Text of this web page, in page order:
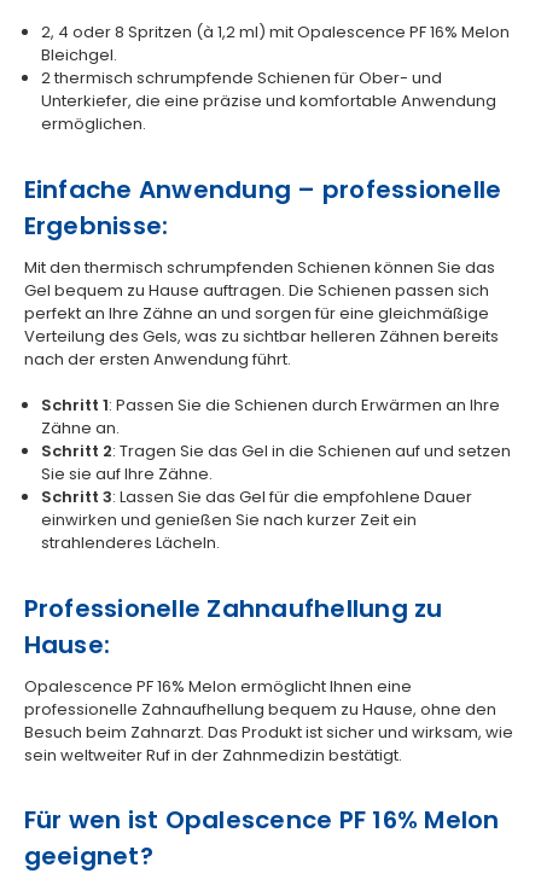
2, 4 oder 8 Spritzen (à 1,2 ml) mit Opalescence PF 16% Melon
Bleichgel.
2 thermisch schrumpfende Schienen für Ober- und
Unterkiefer, die eine präzise und komfortable Anwendung
ermöglichen.
Einfache Anwendung – professionelle
Ergebnisse:
Mit den thermisch schrumpfenden Schienen können Sie das
Gel bequem zu Hause auftragen. Die Schienen passen sich
perfekt an Ihre Zähne an und sorgen für eine gleichmäßige
Verteilung des Gels, was zu sichtbar helleren Zähnen bereits
nach der ersten Anwendung führt.
Schritt 1: Passen Sie die Schienen durch Erwärmen an Ihre
Zähne an.
Schritt 2: Tragen Sie das Gel in die Schienen auf und setzen
Sie sie auf Ihre Zähne.
Schritt 3: Lassen Sie das Gel für die empfohlene Dauer
einwirken und genießen Sie nach kurzer Zeit ein
strahlenderes Lächeln.
Professionelle Zahnaufhellung zu
Hause:
Opalescence PF 16% Melon ermöglicht Ihnen eine
professionelle Zahnaufhellung bequem zu Hause, ohne den
Besuch beim Zahnarzt. Das Produkt ist sicher und wirksam, wie
sein weltweiter Ruf in der Zahnmedizin bestätigt.
Für wen ist Opalescence PF 16% Melon
geeignet?